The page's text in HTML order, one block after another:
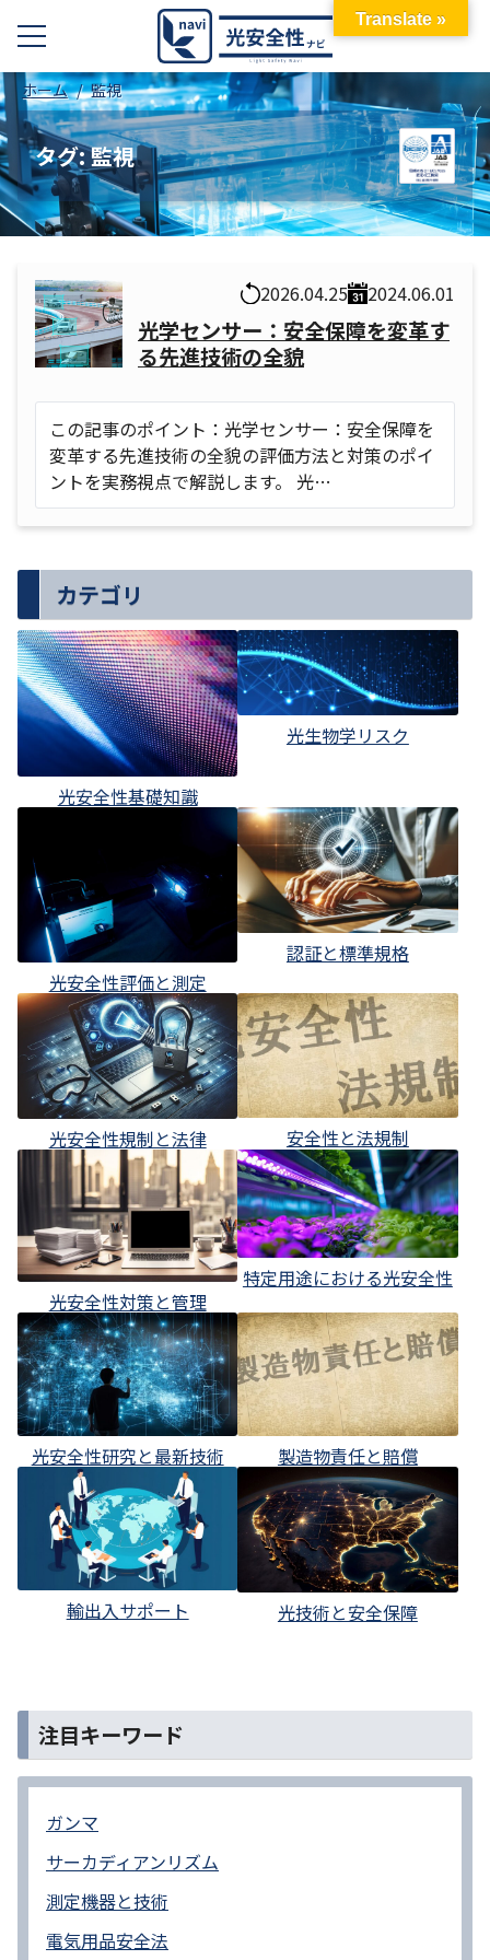
ホーム 監視
タグ:監視
2026.04.25 2024.06.01
光学センサー：安全保障を変革す
る先進技術の全貌
この記事のポイント：光学センサー：安全保障を
変革する先進技術の全貌の評価方法と対策のポイ
ントを実務視点で解説します。 光…
カテゴリ
光安全性基礎知識
光生物学リスク
光安全性評価と測定
認証と標準規格
光安全性規制と法律 安全性と法規制
光安全性対策と管理
特定用途における光安全性
光安全性研究と最新技術 製造物責任と賠償
輸出入サポート 光技術と安全保障
注目キーワード
ガンマ
サーカディアンリズム
測定機器と技術
電気用品安全法
Translate »